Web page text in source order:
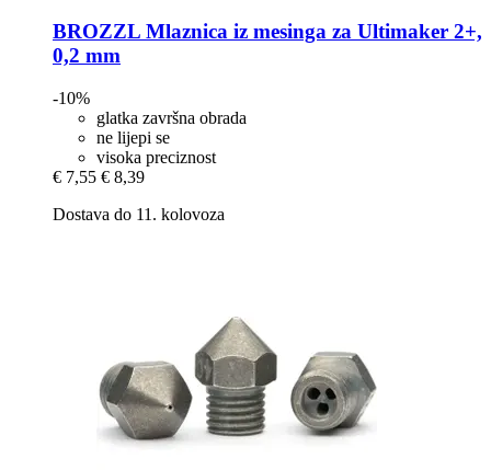
BROZZL Mlaznica iz mesinga za Ultimaker 2+,
0,2 mm
-10%
glatka završna obrada
ne lijepi se
visoka preciznost
€ 7,55 € 8,39
Dostava do 11. kolovoza